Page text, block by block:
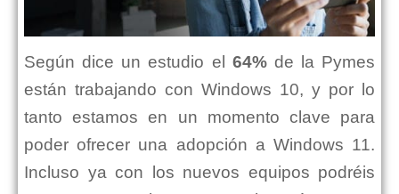
Según dice un estudio el 64%de la Pymes
están trabajando con Windows 10, y por lo
tanto estamos en un momento clave para
poder ofrecer una adopción a Windows 11.
Incluso ya con los nuevos equipos podréis